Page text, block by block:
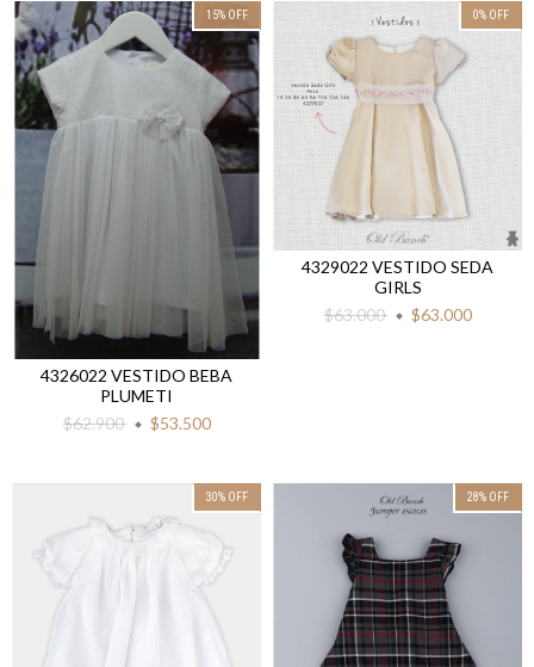
15% OFF
4326022 VESTIDO BEBA
PLUMETI
$62.900
$53.500
0% OFF
4329022 VESTIDO SEDA
GIRLS
$63.000
$63.000
30% OFF 28% OFF